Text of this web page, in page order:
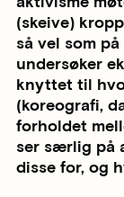
(skeive)
så vel som
undersøker
knyttet til
(koreografi,
forholdet
ser særlig på
disse for, og